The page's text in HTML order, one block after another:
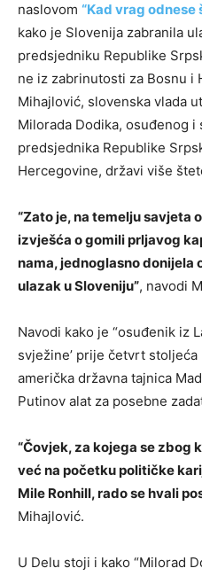
naslovom “Kad vrag odnese
kako je Slovenija zabranila
predsjedniku Republike
ne iz zabrinutosti za Bosnu i
Mihajlović, slovenska vlada
Milorada Dodika, osuđenog i
predsjednika Republike
Hercegovine, državi više
“Zato je, na temelju savjeta
izvješća o gomili prljavog
nama, jednoglasno donijela
ulazak u Sloveniju”, navodi
Navodi kako je “osuđenik iz
svježine’ prije četvrt
američka državna tajnica
Putinov alat za posebne
“Čovjek, za kojega se zbog
već na početku političke
Mile Ronhill, rado se hvali
Mihajlović.
U Delu stoji i kako “Milorad